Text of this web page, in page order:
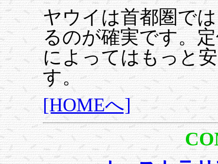
ヤウイは首都圏で
るのが確実です。
によってはもっと
す。
[HOMEへ]